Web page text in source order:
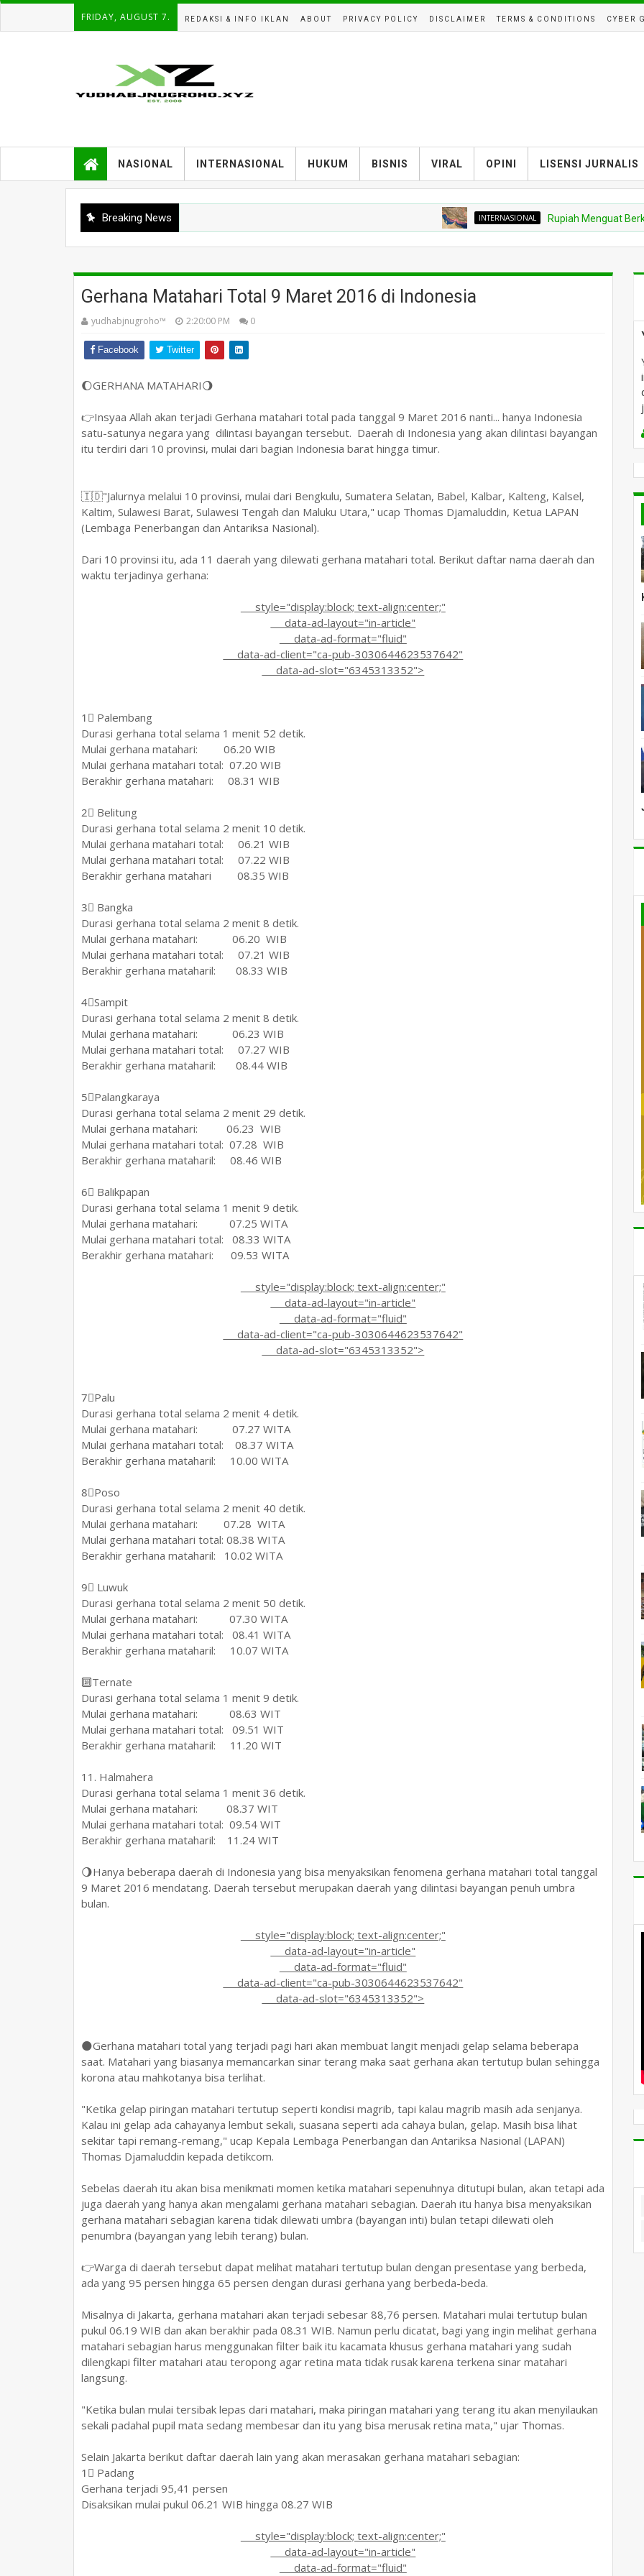
FRIDAY, AUGUST 7. REDAKSI & INFO IKLAN ABOUT PRIVACY POLICY DISCLAIMER TERMS & CONDITIONS CYBER
NASIONAL INTERNASIONAL HUKUM BISNIS VIRAL OPINI LISENSI JURNALIS
Breaking News INTERNASIONAL Rupiah Menguat Berkat
Gerhana Matahari Total 9 Maret 2016 di Indonesia
yudhabjnugroho™️ 2:20:00 PM 0
Facebook Twitter
🌔GERHANA MATAHARI🌖
👉Insyaa Allah akan terjadi Gerhana matahari total pada tanggal 9 Maret 2016 nanti... hanya Indonesia
satu-satunya negara yang dilintasi bayangan tersebut. Daerah di Indonesia yang akan dilintasi bayangan
itu terdiri dari 10 provinsi, mulai dari bagian Indonesia barat hingga timur.
🇮🇩"Jalurnya melalui 10 provinsi, mulai dari Bengkulu, Sumatera Selatan, Babel, Kalbar, Kalteng, Kalsel,
Kaltim, Sulawesi Barat, Sulawesi Tengah dan Maluku Utara," ucap Thomas Djamaluddin, Ketua LAPAN
(Lembaga Penerbangan dan Antariksa Nasional).
Dari 10 provinsi itu, ada 11 daerah yang dilewati gerhana matahari total. Berikut daftar nama daerah dan
waktu terjadinya gerhana:
style="display:block; text-align:center;"
data-ad-layout="in-article"
data-ad-format="fluid"
data-ad-client="ca-pub-3030644623537642"
data-ad-slot="6345313352">
1⃣ Palembang
Durasi gerhana total selama 1 menit 52 detik.
Mulai gerhana matahari: 06.20 WIB
Mulai gerhana matahari total: 07.20 WIB
Berakhir gerhana matahari: 08.31 WIB
2⃣ Belitung
Durasi gerhana total selama 2 menit 10 detik.
Mulai gerhana matahari total: 06.21 WIB
Mulai gerhana matahari total: 07.22 WIB
Berakhir gerhana matahari 08.35 WIB
3⃣ Bangka
Durasi gerhana total selama 2 menit 8 detik.
Mulai gerhana matahari: 06.20 WIB
Mulai gerhana matahari total: 07.21 WIB
Berakhir gerhana mataharil: 08.33 WIB
4⃣Sampit
Durasi gerhana total selama 2 menit 8 detik.
Mulai gerhana matahari: 06.23 WIB
Mulai gerhana matahari total: 07.27 WIB
Berakhir gerhana mataharil: 08.44 WIB
5⃣Palangkaraya
Durasi gerhana total selama 2 menit 29 detik.
Mulai gerhana matahari: 06.23 WIB
Mulai gerhana matahari total: 07.28 WIB
Berakhir gerhana mataharil: 08.46 WIB
6⃣ Balikpapan
Durasi gerhana total selama 1 menit 9 detik.
Mulai gerhana matahari: 07.25 WITA
Mulai gerhana matahari total: 08.33 WITA
Berakhir gerhana matahari: 09.53 WITA
style="display:block; text-align:center;"
data-ad-layout="in-article"
data-ad-format="fluid"
data-ad-client="ca-pub-3030644623537642"
data-ad-slot="6345313352">
7⃣Palu
Durasi gerhana total selama 2 menit 4 detik.
Mulai gerhana matahari: 07.27 WITA
Mulai gerhana matahari total: 08.37 WITA
Berakhir gerhana mataharil: 10.00 WITA
8⃣Poso
Durasi gerhana total selama 2 menit 40 detik.
Mulai gerhana matahari: 07.28 WITA
Mulai gerhana matahari total: 08.38 WITA
Berakhir gerhana mataharil: 10.02 WITA
9⃣ Luwuk
Durasi gerhana total selama 2 menit 50 detik.
Mulai gerhana matahari: 07.30 WITA
Mulai gerhana matahari total: 08.41 WITA
Berakhir gerhana mataharil: 10.07 WITA
🔟Ternate
Durasi gerhana total selama 1 menit 9 detik.
Mulai gerhana matahari: 08.63 WIT
Mulai gerhana matahari total: 09.51 WIT
Berakhir gerhana mataharil: 11.20 WIT
11. Halmahera
Durasi gerhana total selama 1 menit 36 detik.
Mulai gerhana matahari: 08.37 WIT
Mulai gerhana matahari total: 09.54 WIT
Berakhir gerhana mataharil: 11.24 WIT
🌖Hanya beberapa daerah di Indonesia yang bisa menyaksikan fenomena gerhana matahari total tanggal
9 Maret 2016 mendatang. Daerah tersebut merupakan daerah yang dilintasi bayangan penuh umbra
bulan.
style="display:block; text-align:center;"
data-ad-layout="in-article"
data-ad-format="fluid"
data-ad-client="ca-pub-3030644623537642"
data-ad-slot="6345313352">
🌑Gerhana matahari total yang terjadi pagi hari akan membuat langit menjadi gelap selama beberapa
saat. Matahari yang biasanya memancarkan sinar terang maka saat gerhana akan tertutup bulan sehingga
korona atau mahkotanya bisa terlihat.
"Ketika gelap piringan matahari tertutup seperti kondisi magrib, tapi kalau magrib masih ada senjanya.
Kalau ini gelap ada cahayanya lembut sekali, suasana seperti ada cahaya bulan, gelap. Masih bisa lihat
sekitar tapi remang-remang," ucap Kepala Lembaga Penerbangan dan Antariksa Nasional (LAPAN)
Thomas Djamaluddin kepada detikcom.
Sebelas daerah itu akan bisa menikmati momen ketika matahari sepenuhnya ditutupi bulan, akan tetapi ada
juga daerah yang hanya akan mengalami gerhana matahari sebagian. Daerah itu hanya bisa menyaksikan
gerhana matahari sebagian karena tidak dilewati umbra (bayangan inti) bulan tetapi dilewati oleh
penumbra (bayangan yang lebih terang) bulan.
👉Warga di daerah tersebut dapat melihat matahari tertutup bulan dengan presentase yang berbeda,
ada yang 95 persen hingga 65 persen dengan durasi gerhana yang berbeda-beda.
Misalnya di Jakarta, gerhana matahari akan terjadi sebesar 88,76 persen. Matahari mulai tertutup bulan
pukul 06.19 WIB dan akan berakhir pada 08.31 WIB. Namun perlu dicatat, bagi yang ingin melihat gerhana
matahari sebagian harus menggunakan filter baik itu kacamata khusus gerhana matahari yang sudah
dilengkapi filter matahari atau teropong agar retina mata tidak rusak karena terkena sinar matahari
langsung.
"Ketika bulan mulai tersibak lepas dari matahari, maka piringan matahari yang terang itu akan menyilaukan
sekali padahal pupil mata sedang membesar dan itu yang bisa merusak retina mata," ujar Thomas.
Selain Jakarta berikut daftar daerah lain yang akan merasakan gerhana matahari sebagian:
1⃣ Padang
Gerhana terjadi 95,41 persen
Disaksikan mulai pukul 06.21 WIB hingga 08.27 WIB
style="display:block; text-align:center;"
data-ad-layout="in-article"
data-ad-format="fluid"